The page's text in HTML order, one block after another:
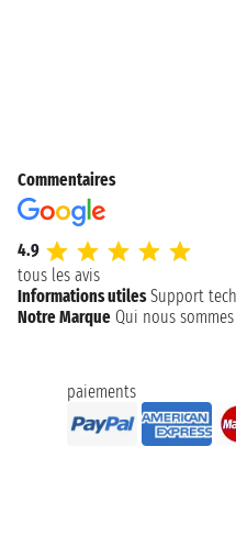
Commentaires
4.9
tous les avis
Informations utiles Support
Notre Marque Qui nous sommes
paiements